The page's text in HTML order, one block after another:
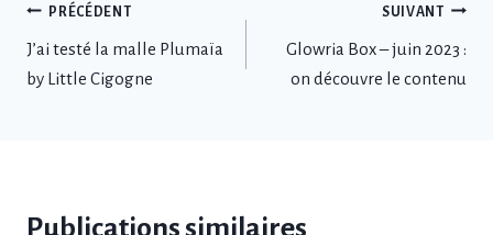
Navigation
de
PRÉCÉDENT
J’ai testé la malle Plumaïa
by Little Cigogne
SUIVANT
Glowria Box – juin 2023 :
on découvre le contenu
Publications similaires